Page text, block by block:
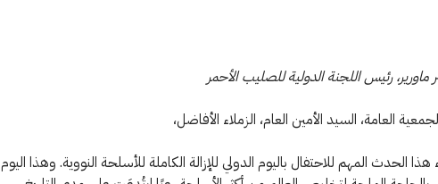
ماورير، رئيس اللجنة الدولية للصليب الأحمر
العامة، السيد الأمين العام، الزملاء الأفاضل،
الحدث المهم للاحتفال باليوم الدولي للإزالة الكاملة للأسلحة النووية. وهذا اليوم